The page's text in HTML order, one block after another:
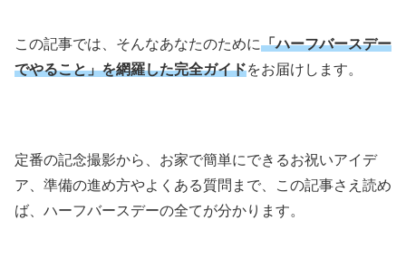
この記事では、そんなあなたのために「ハーフバースデー
でやること」を網羅した完全ガイドをお届けします。
定番の記念撮影から、お家で簡単にできるお祝いアイデ
ア、準備の進め方やよくある質問まで、この記事さえ読め
ば、ハーフバースデーの全てが分かります。